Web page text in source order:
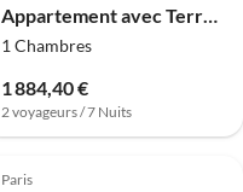
Appartement avec Terrasse - 1BR/4P - Tour Eiffel
1 Chambres
1 884,40 €
2 voyageurs / 7 Nuits
4.8 (66)
Paris